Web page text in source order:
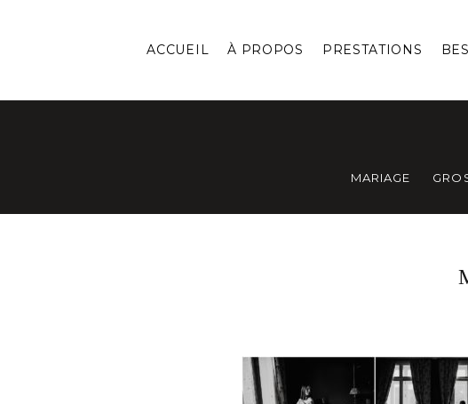
ACCUEIL À PROPOS PRESTATIONS
MARIAGE